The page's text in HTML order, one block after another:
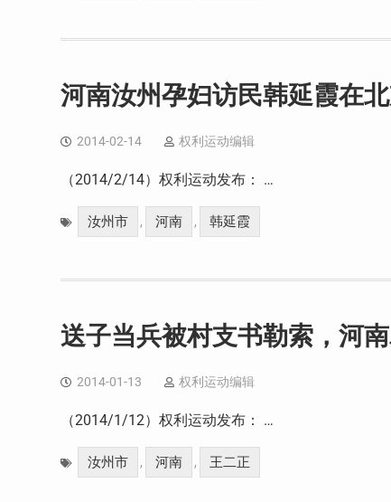
河南汝州孕妇访民韩延霞在
2014-02-14 权利运动编辑
（2014/2/14）权利运动发布： …
汝州市 , 河南 , 韩延霞
送子当兵被村支书勒索，河
2014-01-13 权利运动编辑
（2014/1/12）权利运动发布： …
汝州市 , 河南 , 王二正